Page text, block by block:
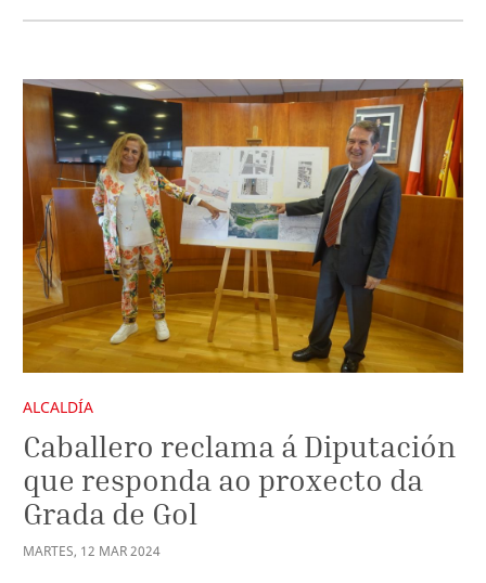
ALCALDÍA
Caballero reclama á Diputación
que responda ao proxecto da
Grada de Gol
MARTES, 12 MAR2024